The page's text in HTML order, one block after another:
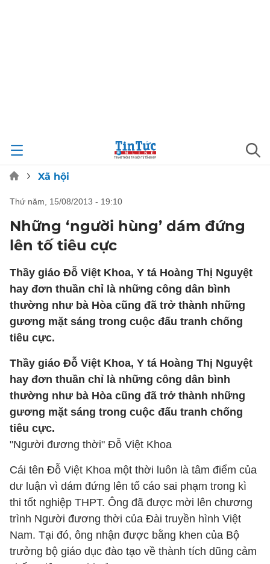
Xã hội
thứ năm, 15/08/2013 - 19:10
Những ‘người hùng’ dám đứng
lên tố tiêu cực
Thầy giáo Đỗ Việt Khoa, Y tá Hoàng Thị Nguyệt
hay đơn thuần chỉ là những công dân bình
thường như bà Hòa cũng đã trở thành những
gương mặt sáng trong cuộc đấu tranh chống
tiêu cực.
Thầy giáo Đỗ Việt Khoa, Y tá Hoàng Thị Nguyệt
hay đơn thuần chỉ là những công dân bình
thường như bà Hòa cũng đã trở thành những
gương mặt sáng trong cuộc đấu tranh chống
tiêu cực.
"Người đương thời" Đỗ Việt Khoa
Cái tên Đỗ Việt Khoa một thời luôn là tâm điểm của
dư luận vì dám đứng lên tố cáo sai phạm trong kì
thi tốt nghiệp THPT. Ông đã được mời lên chương
trình Người đương thời của Đài truyền hình Việt
Nam. Tại đó, ông nhận được bằng khen của Bộ
trưởng bộ giáo dục đào tạo về thành tích dũng cảm